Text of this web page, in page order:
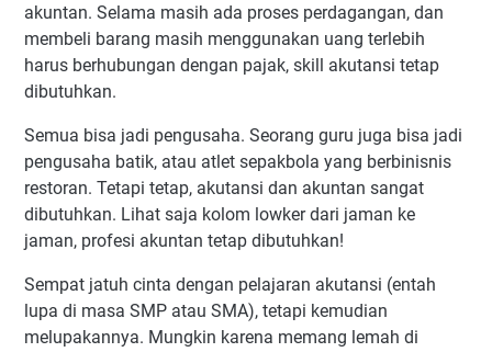
akuntan. Selama masih ada proses perdagangan, dan
membeli barang masih menggunakan uang terlebih
harus berhubungan dengan pajak, skill akutansi tetap
dibutuhkan.
Semua bisa jadi pengusaha. Seorang guru juga bisa jadi
pengusaha batik, atau atlet sepakbola yang berbinisnis
restoran. Tetapi tetap, akutansi dan akuntan sangat
dibutuhkan. Lihat saja kolom lowker dari jaman ke
jaman, profesi akuntan tetap dibutuhkan!
Sempat jatuh cinta dengan pelajaran akutansi (entah
lupa di masa SMP atau SMA), tetapi kemudian
melupakannya. Mungkin karena memang lemah di